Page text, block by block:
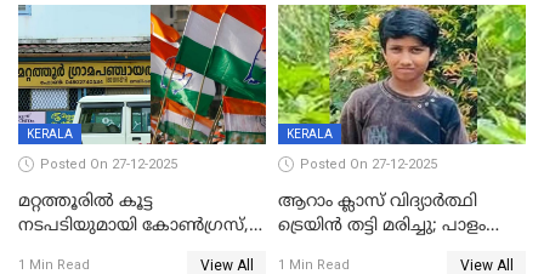
കസ്റ്റഡിയിൽ
KERALA
Posted On 27-12-2025
മറ്റത്തൂരിൽ കൂട്ട
നടപടിയുമായി കോണ്‍ഗ്രസ്,
1 Min Read View All
KERALA
Posted On 27-12-2025
ആറാം ക്ലാസ് വിദ്യാർത്ഥി
ട്രെയിൻ തട്ടി മരിച്ചു; പാളം
1 Min Read View All